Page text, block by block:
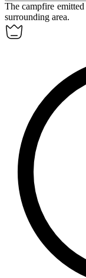
The campfire emitted
surrounding area.